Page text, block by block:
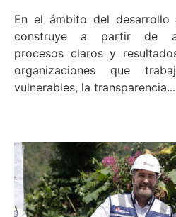
En el ámbito del desarrollo
construye a partir de
procesos claros y
organizaciones que
vulnerables, la transparencia...